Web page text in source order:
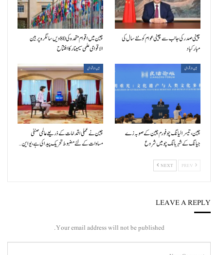
چینی صدر کی جانب سے چینی عوام کو نئے سال کی
مبارکباد
چین میں اقوام متحدہ کی 80ویں سالگرہ پر بین
الاقوامی علمی سیمینار کا افتتاح
بین الاقوامی
چین، تیسرا لیانگ چو فورم چین کے صوبہ زے
جیانگ کے شہر ہانگ چو میں شروع
بین الاقوامی
چین نے عملی اقدامات کے ذریعے عالمی صنفی
مساوات کے لئے مضبوط تحریک پیدا کی ہے، یو این…
NEXT
LEAVE A REPLY
Your email address will not be published.